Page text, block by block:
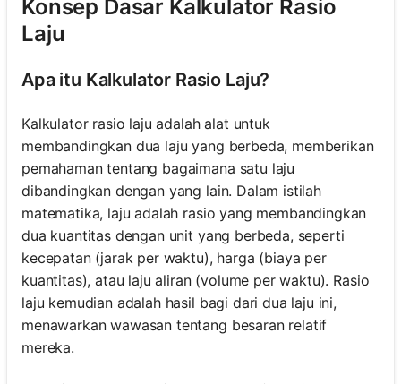
Konsep Dasar Kalkulator Rasio
Laju
Apa itu Kalkulator Rasio Laju?
Kalkulator rasio laju adalah alat untuk
membandingkan dua laju yang berbeda, memberikan
pemahaman tentang bagaimana satu laju
dibandingkan dengan yang lain. Dalam istilah
matematika, laju adalah rasio yang membandingkan
dua kuantitas dengan unit yang berbeda, seperti
kecepatan (jarak per waktu), harga (biaya per
kuantitas), atau laju aliran (volume per waktu). Rasio
laju kemudian adalah hasil bagi dari dua laju ini,
menawarkan wawasan tentang besaran relatif
mereka.